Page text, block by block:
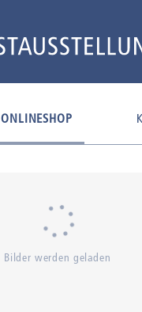
ONLINESHOP
Bilder werden geladen